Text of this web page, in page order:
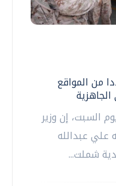
من المواقع
السبت، إن وزير
علي عبدالله
شملت...